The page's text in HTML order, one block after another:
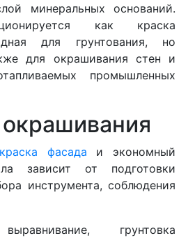
минеральных оснований.
как краска
для грунтования, но
для окрашивания стен и
промышленных
фасада и экономный
зависит от подготовки
инструмента, соблюдения
грунтовка